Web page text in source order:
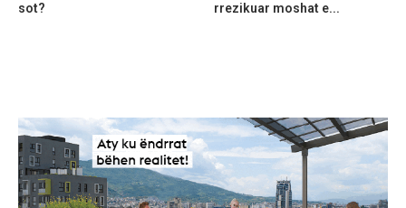
sot?
rrezikuar moshat e...